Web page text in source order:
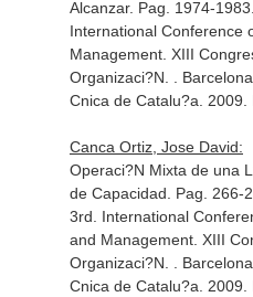
Alcanzar. Pag. 1974-1983.
International Conference
Management. XIII
Organizaci?N . .
Cnica de Catalu?a.
Canca Ortiz, Jose David:
Operaci?N Mixta de una
de Capacidad. Pag. 266-
3rd. International
and Management. XIII
Organizaci?N . .
Cnica de Catalu?a.